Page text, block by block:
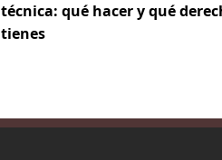
técnica: qué hacer y qué
tienes